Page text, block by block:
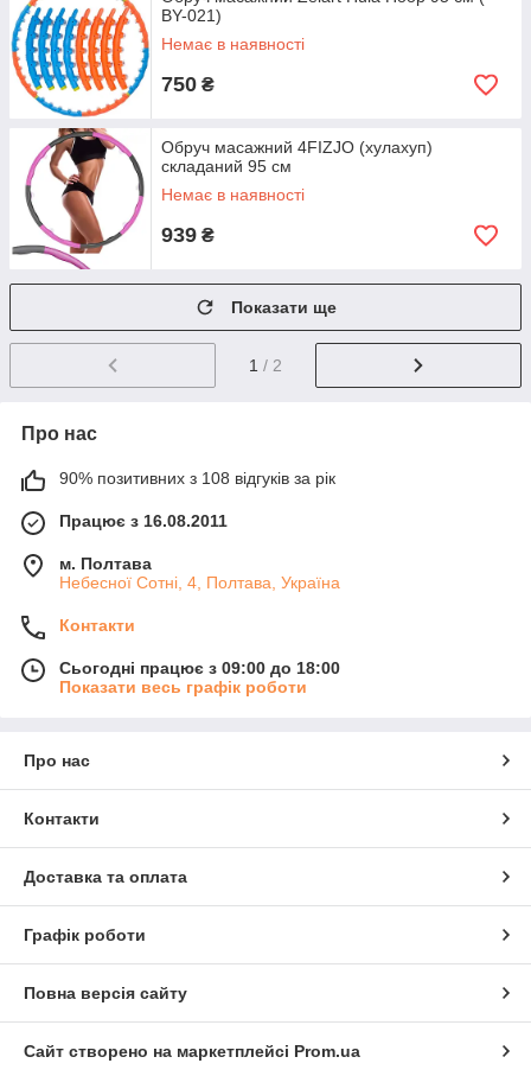
BY-021)
Немає в наявності
750 ₴
Обруч масажний 4FIZJO (хулахуп)
складаний 95 см
Немає в наявності
939 ₴
Показати ще
1 / 2
Про нас
90% позитивних з 108 відгуків за рік
Працює з 16.08.2011
м. Полтава
Небесної Сотні, 4, Полтава, Україна
Контакти
Сьогодні працює з 09:00 до 18:00
Показати весь графік роботи
Про нас
Контакти
Доставка та оплата
Графік роботи
Повна версія сайту
Сайт створено на маркетплейсі Prom.ua